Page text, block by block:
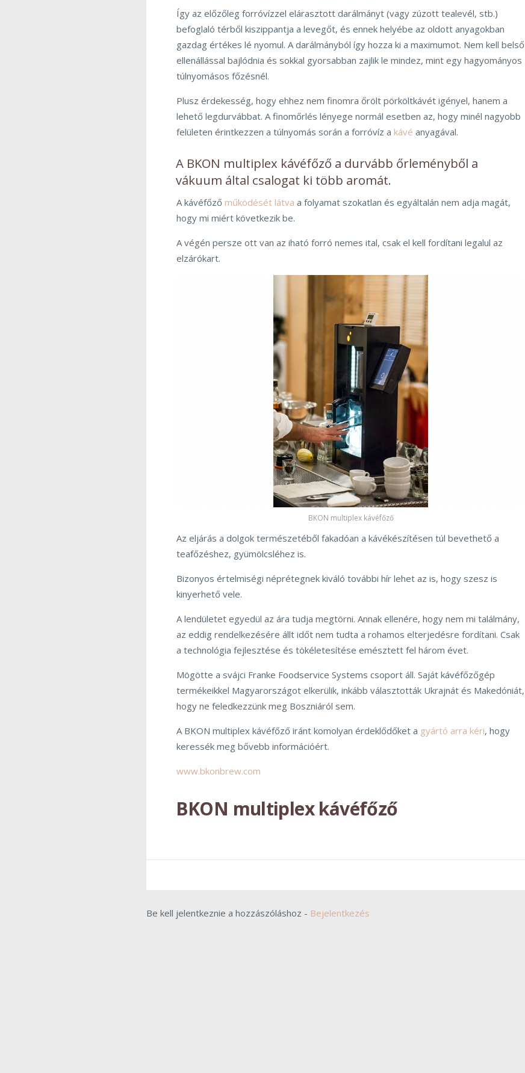
Így az előzőleg forróvízzel elárasztott darálmányt (vagy zúzott tealevél, stb.)
befoglaló térből kiszippantja a levegőt, és ennek helyébe az oldott anyagokban
gazdag értékes lé nyomul. A darálmányból így hozza ki a maximumot. Nem kell belső
ellenállással bajlódnia és sokkal gyorsabban zajlik le mindez, mint egy hagyományos
túlnyomásos főzésnél.
Plusz érdekesség, hogy ehhez nem finomra őrölt pörköltkávét igényel, hanem a
lehető legdurvábbat. A finomőrlés lényege normál esetben az, hogy minél nagyobb
felületen érintkezzen a túlnyomás során a forróvíz a kávé anyagával.
A BKON multiplex kávéfőző a durvább őrleményből a
vákuum által csalogat ki több aromát.
A kávéfőző működését látva a folyamat szokatlan és egyáltalán nem adja magát,
hogy mi miért következik be.
A végén persze ott van az iható forró nemes ital, csak el kell fordítani legalul az
elzárókart.
BKON multiplex kávéfőző
Az eljárás a dolgok természetéből fakadóan a kávékészítésen túl bevethető a
teafőzéshez, gyümölcsléhez is.
Bizonyos értelmiségi néprétegnek kiváló további hír lehet az is, hogy szesz is
kinyerhető vele.
A lendületet egyedül az ára tudja megtörni. Annak ellenére, hogy nem mi találmány,
az eddig rendelkezésére állt időt nem tudta a rohamos elterjedésre fordítani. Csak
a technológia fejlesztése és tökéletesítése emésztett fel három évet.
Mögötte a svájci Franke Foodservice Systems csoport áll. Saját kávéfőzőgép
termékeikkel Magyarországot elkerülik, inkább választották Ukrajnát és Makedóniát,
hogy ne feledkezzünk meg Boszniáról sem.
A BKON multiplex kávéfőző iránt komolyan érdeklődőket a gyártó arra kéri, hogy
keressék meg bővebb információért.
www.bkonbrew.com
BKON multiplex kávéfőző
Be kell jelentkeznie a hozzászóláshoz - Bejelentkezés